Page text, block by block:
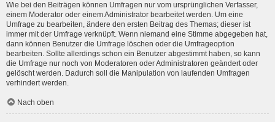
Wie bei den Beiträgen können Umfragen nur vom ursprünglichen Verfasser,
einem Moderator oder einem Administrator bearbeitet werden. Um eine
Umfrage zu bearbeiten, ändere den ersten Beitrag des Themas; dieser ist
immer mit der Umfrage verknüpft. Wenn niemand eine Stimme abgegeben hat,
dann können Benutzer die Umfrage löschen oder die Umfrageoption
bearbeiten. Sollte allerdings schon ein Benutzer abgestimmt haben, so kann
die Umfrage nur noch von Moderatoren oder Administratoren geändert oder
gelöscht werden. Dadurch soll die Manipulation von laufenden Umfragen
verhindert werden.
Nach oben